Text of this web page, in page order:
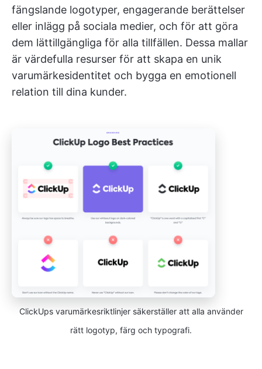
fängslande logotyper, engagerande berättelser
eller inlägg på sociala medier, och för att göra
dem lättillgängliga för alla tillfällen. Dessa mallar
är värdefulla resurser för att skapa en unik
varumärkesidentitet och bygga en emotionell
relation till dina kunder.
ClickUps varumärkesriktlinjer säkerställer att alla använder
rätt logotyp, färg och typografi.